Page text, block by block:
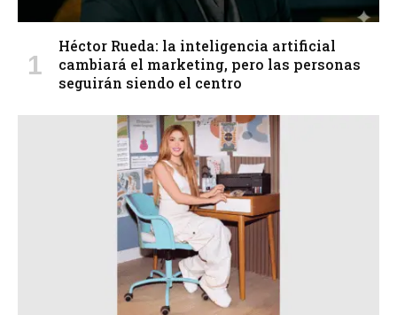
Héctor Rueda: la inteligencia artificial
cambiará el marketing, pero las personas
seguirán siendo el centro